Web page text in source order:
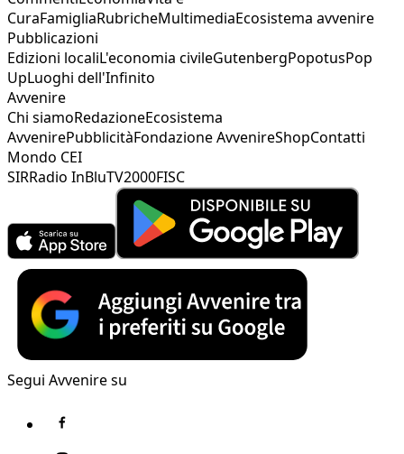
CuraFamigliaRubricheMultimediaEcosistema avvenire
Pubblicazioni
Edizioni localiL'economia civileGutenbergPopotusPop
UpLuoghi dell'Infinito
Avvenire
Chi siamoRedazioneEcosistema
AvvenirePubblicitàFondazione AvvenireShopContatti
Mondo CEI
SIRRadio InBluTV2000FISC
Segui Avvenire su